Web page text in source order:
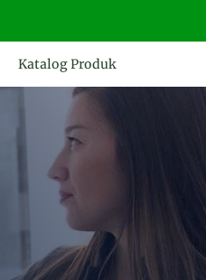
Katalog Produk